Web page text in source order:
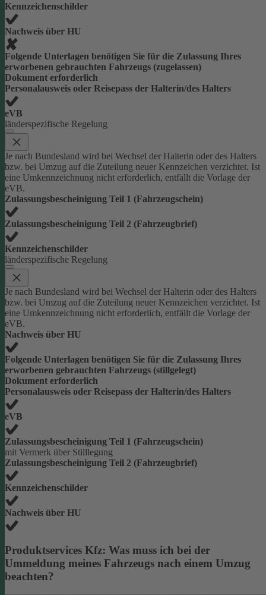
Kennzeichenschilder
Nachweis über HU
Folgende Unterlagen benötigen Sie für die Zulassung Ihres
erworbenen gebrauchten Fahrzeugs (zugelassen)
Dokument erforderlich
Personalausweis oder Reisepass der Halterin/des Halters
eVB
länderspezifische Regelung
Je nach Bundesland wird bei Wechsel der Halterin oder des Halters
bzw. bei Umzug auf die Zuteilung neuer Kennzeichen verzichtet. Ist
eine Umkennzeichnung nicht erforderlich, entfällt die Vorlage der
eVB.
Zulassungsbescheinigung Teil 1 (Fahrzeugschein)
Zulassungsbescheinigung Teil 2 (Fahrzeugbrief)
Kennzeichenschilder
länderspezifische Regelung
Je nach Bundesland wird bei Wechsel der Halterin oder des Halters
bzw. bei Umzug auf die Zuteilung neuer Kennzeichen verzichtet. Ist
eine Umkennzeichnung nicht erforderlich, entfällt die Vorlage der
eVB.
Nachweis über HU
Folgende Unterlagen benötigen Sie für die Zulassung Ihres
erworbenen gebrauchten Fahrzeugs (stillgelegt)
Dokument erforderlich
Personalausweis oder Reisepass der Halterin/des Halters
eVB
Zulassungsbescheinigung Teil 1 (Fahrzeugschein)
mit Vermerk über Stilllegung
Zulassungsbescheinigung Teil 2 (Fahrzeugbrief)
Kennzeichenschilder
Nachweis über HU
Produktservices Kfz: Was muss ich bei der
Ummeldung meines Fahrzeugs nach einem Umzug
beachten?